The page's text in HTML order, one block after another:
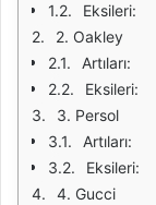
Eksileri:
2. Oakley
Artıları:
Eksileri:
3. Persol
Artıları:
Eksileri:
4. Gucci